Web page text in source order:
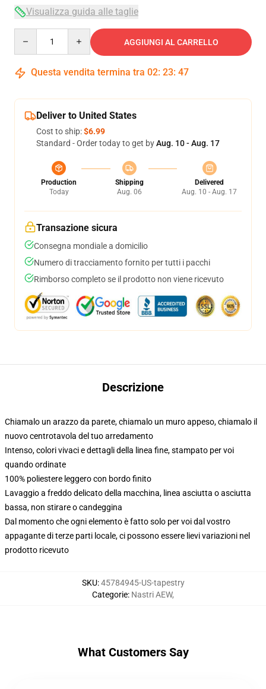
Visualizza guida alle taglie
AGGIUNGI AL CARRELLO
Questa vendita termina tra 02: 23: 46
Deliver to United States
Cost to ship:$6.99
Standard - Order today to get byAug. 10 - Aug. 17
Production
Today
Shipping
Aug. 06
Delivered
Aug. 10 - Aug. 17
Transazione sicura
Consegna mondiale a domicilio
Numero di tracciamento fornito per tutti i pacchi
Rimborso completo se il prodotto non viene ricevuto
Descrizione
Chiamalo un arazzo da parete, chiamalo un muro appeso, chiamalo il
nuovo centrotavola del tuo arredamento
Intenso, colori vivaci e dettagli della linea fine, stampato per voi
quando ordinate
100% poliestere leggero con bordo finito
Lavaggio a freddo delicato della macchina, linea asciutta o asciutta
bassa, non stirare o candeggina
Dal momento che ogni elemento è fatto solo per voi dal vostro
appagante di terze parti locale, ci possono essere lievi variazioni nel
prodotto ricevuto
SKU:45784945-US-tapestry
Categorie: Nastri AEW,
What Customers Say